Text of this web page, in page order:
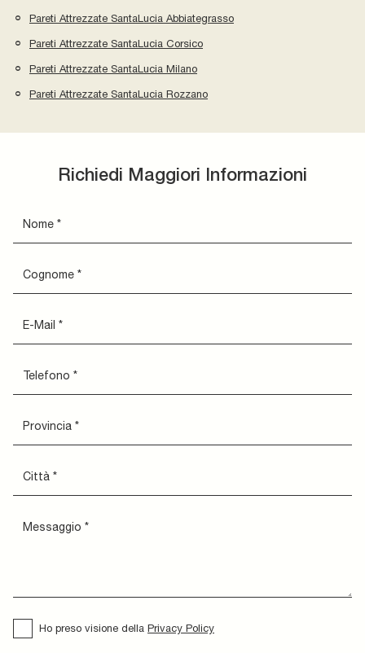
Pareti Attrezzate SantaLucia Abbiategrasso
Pareti Attrezzate SantaLucia Corsico
Pareti Attrezzate SantaLucia Milano
Pareti Attrezzate SantaLucia Rozzano
Richiedi Maggiori Informazioni
Ho preso visione della Privacy Policy